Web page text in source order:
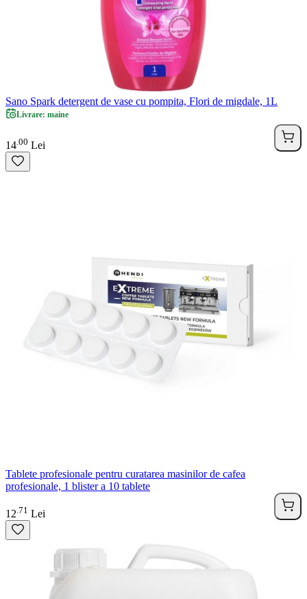
Sano Spark detergent de vase cu pompita, Flori de migdale, 1L
Livrare: maine
14 00 Lei
Tablete profesionale pentru curatarea masinilor de cafea
profesionale, 1 blister a 10 tablete
12 71 Lei